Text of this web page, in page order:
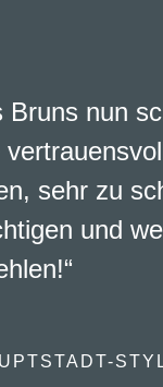
Bruns nun
sehr zu
und